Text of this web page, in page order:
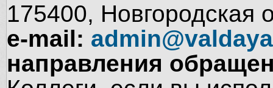
175400, Новгородская
e-mail:
направления